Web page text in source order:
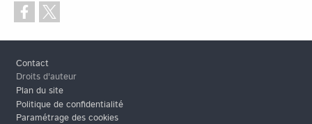
Pied de page
Contact
Droits d'auteur
Plan du site
Politique de confidentialité
Paramétrage des cookies